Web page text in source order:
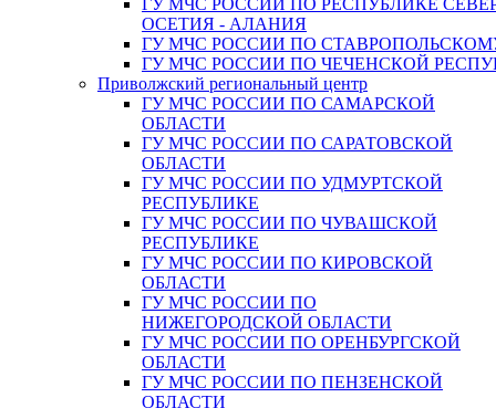
ГУ МЧС РОССИИ ПО РЕСПУБЛИКЕ
ОСЕТИЯ - АЛАНИЯ
ГУ МЧС РОССИИ ПО
ГУ МЧС РОССИИ ПО ЧЕЧЕНСКОЙ
Приволжский региональный центр
ГУ МЧС РОССИИ ПО САМАРСКОЙ
ОБЛАСТИ
ГУ МЧС РОССИИ ПО САРАТОВСКОЙ
ОБЛАСТИ
ГУ МЧС РОССИИ ПО УДМУРТСКОЙ
РЕСПУБЛИКЕ
ГУ МЧС РОССИИ ПО ЧУВАШСКОЙ
РЕСПУБЛИКЕ
ГУ МЧС РОССИИ ПО КИРОВСКОЙ
ОБЛАСТИ
ГУ МЧС РОССИИ ПО
НИЖЕГОРОДСКОЙ ОБЛАСТИ
ГУ МЧС РОССИИ ПО ОРЕНБУРГСКОЙ
ОБЛАСТИ
ГУ МЧС РОССИИ ПО ПЕНЗЕНСКОЙ
ОБЛАСТИ